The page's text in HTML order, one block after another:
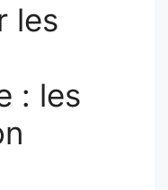
les
: les